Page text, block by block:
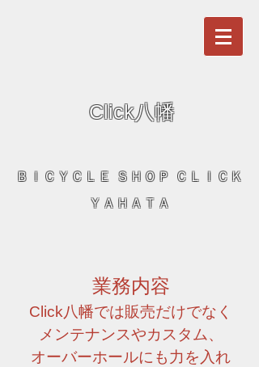
Click八幡
ＢＩＣＹＣＬＥ ＳＨＯＰ ＣＬＩＣＫ
ＹＡＨＡＴＡ
業務内容
Click八幡では販売だけでなく
メンテナンスやカスタム、
オーバーホールにも力を入れ